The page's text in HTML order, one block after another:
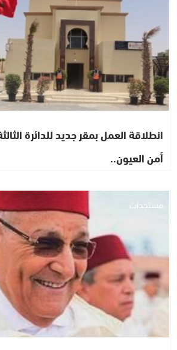
انطلاقة العمل بمقر جديد للدائرة
أمن العيون..
مستجدات